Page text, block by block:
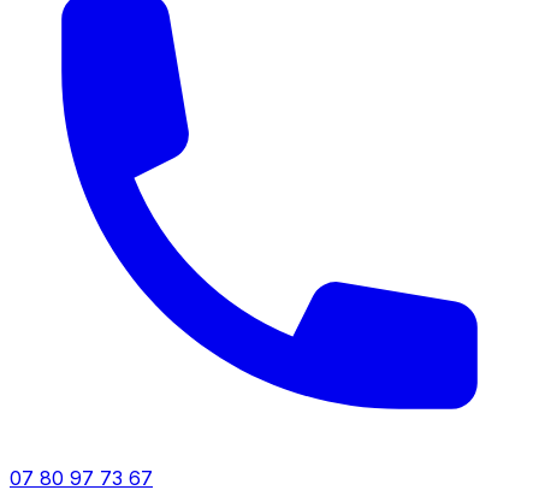
07 80 97 73 67